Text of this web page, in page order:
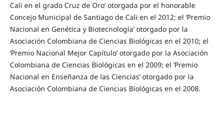
Cali en el grado Cruz de Oro’ otorgada por el honorable
Concejo Municipal de Santiago de Cali en el 2012; el ‘Premio
Nacional en Genética y Biotecnología’ otorgado por la
Asociación Colombiana de Ciencias Biológicas en el 2010; el
‘Premio Nacional Mejor Capítulo’ otorgado por la Asociación
Colombiana de Ciencias Biológicas en el 2009; el ‘Premio
Nacional en Enseñanza de las Ciencias’ otorgado por la
Asociación Colombiana de Ciencias Biológicas en el 2008.